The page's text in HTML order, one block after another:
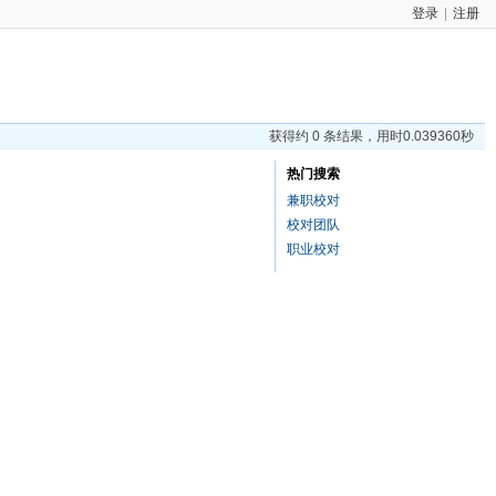
登录 注册
获得约 0 条结果，用时0.039360秒
热门搜索
兼职校对
校对团队
职业校对